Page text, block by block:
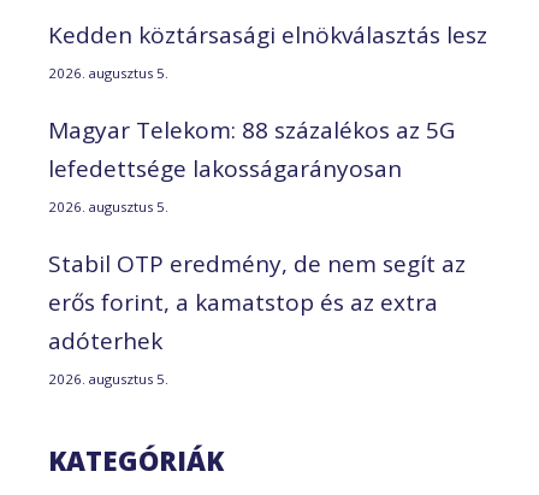
Kedden köztársasági elnökválasztás lesz
2026. augusztus 5.
Magyar Telekom: 88 százalékos az 5G
lefedettsége lakosságarányosan
2026. augusztus 5.
Stabil OTP eredmény, de nem segít az
erős forint, a kamatstop és az extra
adóterhek
2026. augusztus 5.
KATEGÓRIÁK